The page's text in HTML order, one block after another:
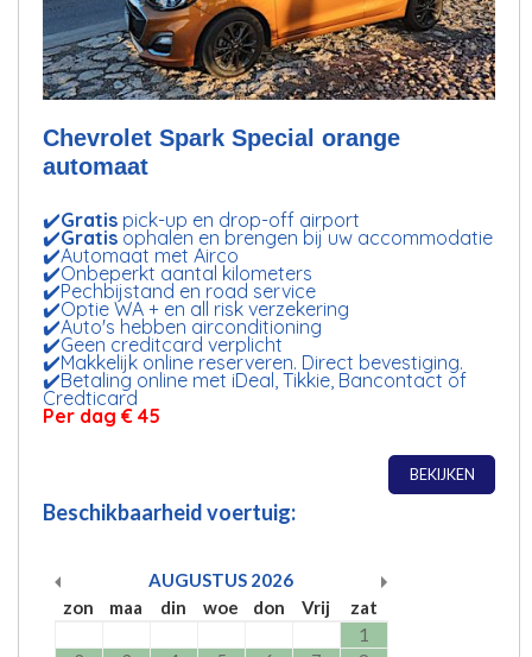
Chevrolet Spark Special orange
automaat
✔️Gratis pick-up en drop-off airport
✔️Gratis ophalen en brengen bij uw accommodatie
✔️Automaat met Airco
✔️Onbeperkt aantal kilometers
✔️Pechbijstand en road service
✔️Optie WA + en all risk verzekering
✔️Auto's hebben airconditioning
✔️Geen creditcard verplicht
✔️Makkelijk online reserveren. Direct bevestiging.
✔️Betaling online met iDeal, Tikkie, Bancontact of
Credticard
Per dag € 45
BEKIJKEN
Beschikbaarheid voertuig:
AUGUSTUS 2026
zon
maa din woe don Vrij
zat
1